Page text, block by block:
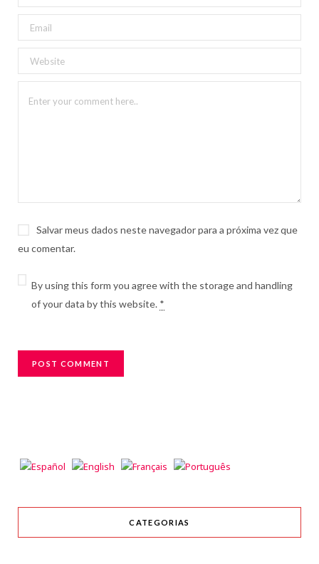
Salvar meus dados neste navegador para a próxima vez que
eu comentar.
By using this form you agree with the storage and handling
of your data by this website. *
CATEGORIAS